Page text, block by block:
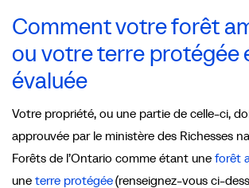
Comment votre forêt
ou votre terre protégée
évaluée
Votre propriété, ou une partie de celle-ci,
approuvée par le ministère des Richesses
Forêts de l’Ontario comme étant une forêt
une terre protégée(renseignez-vous ci-